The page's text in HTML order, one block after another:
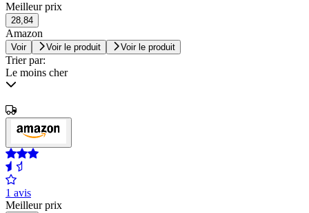
Meilleur prix
28,84
Amazon
Voir Voir le produit Voir le produit
Trier par:
Le moins cher
1 avis
Meilleur prix